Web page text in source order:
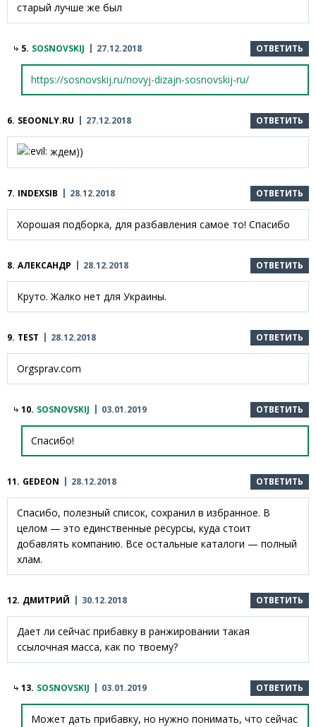
старый лучше же был
5. SOSNOVSKIJ 27.12.2018 ОТВЕТИТЬ
https://sosnovskij.ru/novyj-dizajn-sosnovskij-ru/
6. SEOONLY.RU 27.12.2018 ОТВЕТИТЬ
ждем))
7. INDEXSIB 28.12.2018 ОТВЕТИТЬ
Хорошая подборка, для разбавления самое то! Спасибо
8. АЛЕКСАНДР 28.12.2018 ОТВЕТИТЬ
Круто. Жалко нет для Украины.
9. TEST 28.12.2018 ОТВЕТИТЬ
Orgsprav.com
10. SOSNOVSKIJ 03.01.2019 ОТВЕТИТЬ
Спасибо!
11. GEDEON 28.12.2018 ОТВЕТИТЬ
Спасибо, полезный список, сохранил в избранное. В
целом — это единственные ресурсы, куда стоит
добавлять компанию. Все остальные каталоги — полный
хлам.
12. ДМИТРИЙ 30.12.2018 ОТВЕТИТЬ
Дает ли сейчас прибавку в ранжировании такая
ссылочная масса, как по твоему?
13. SOSNOVSKIJ 03.01.2019 ОТВЕТИТЬ
Может дать прибавку, но нужно понимать, что сейчас